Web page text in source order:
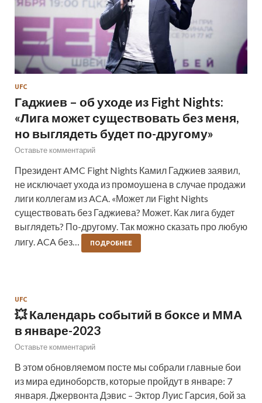
UFC
Гаджиев – об уходе из Fight Nights:
«Лига может существовать без меня,
но выглядеть будет по-другому»
Оставьте комментарий
Президент AMC Fight Nights Камил Гаджиев заявил,
не исключает ухода из промоушена в случае продажи
лиги коллегам из ACA. «Может ли Fight Nights
существовать без Гаджиева? Может. Как лига будет
выглядеть? По-другому. Так можно сказать про любую
лигу. ACA без…
ПОДРОБНЕЕ
UFC
💥 Календарь событий в боксе и ММА
в январе-2023
Оставьте комментарий
В этом обновляемом посте мы собрали главные бои
из мира единоборств, которые пройдут в январе: 7
января. Джервонта Дэвис – Эктор Луис Гарсия, бой за